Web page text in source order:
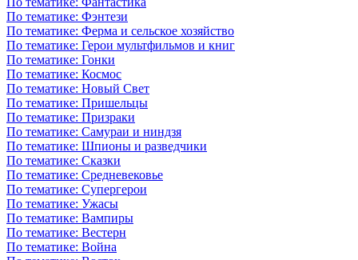
По тематике: Фэнтези
По тематике: Ферма и сельское хозяйство
По тематике: Герои мультфильмов и книг
По тематике: Гонки
По тематике: Космос
По тематике: Новый Свет
По тематике: Пришельцы
По тематике: Призраки
По тематике: Самураи и ниндзя
По тематике: Шпионы и разведчики
По тематике: Сказки
По тематике: Средневековье
По тематике: Супергерои
По тематике: Ужасы
По тематике: Вампиры
По тематике: Вестерн
По тематике: Война